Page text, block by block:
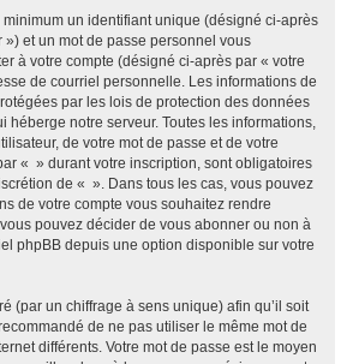
un identifiant unique (désigné ci-après
») et un mot de passe personnel vous
à votre compte (désigné ci-après par « votre
de courriel personnelle. Les informations de
par les lois de protection des données
héberge notre serveur. Toutes les informations,
de votre mot de passe et de votre
« » durant votre inscription, sont obligatoires
de « ». Dans tous les cas, vous pouvez
de votre compte vous souhaitez rendre
pouvez décider de vous abonner ou non à
phpBB depuis une option disponible sur votre
(par un chiffrage à sens unique) afin qu’il soit
de ne pas utiliser le même mot de
différents. Votre mot de passe est le moyen